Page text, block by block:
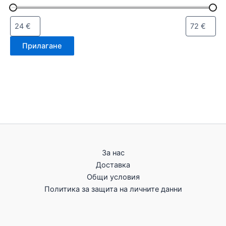
Прилагане
За нас
Доставка
Общи условия
Политика за защита на личните данни